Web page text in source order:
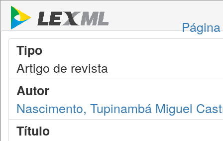
Tipo
Artigo de revista
Autor
Nascimento, Tupinambá Miguel
Título